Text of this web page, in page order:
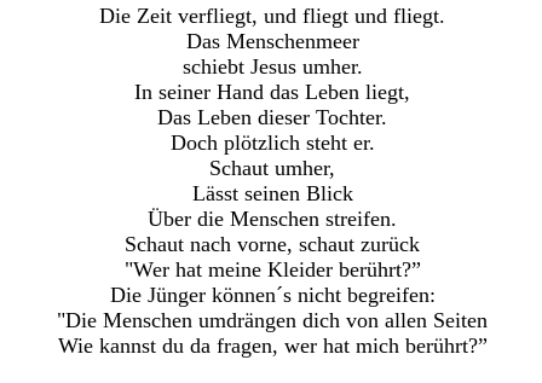
Die Zeit verfliegt, und fliegt und fliegt.
Das Menschenmeer
schiebt Jesus umher.
In seiner Hand das Leben liegt,
Das Leben dieser Tochter.
Doch plötzlich steht er.
Schaut umher,
Lässt seinen Blick
Über die Menschen streifen.
Schaut nach vorne, schaut zurück
"Wer hat meine Kleider berührt?”
Die Jünger können´s nicht begreifen:
"Die Menschen umdrängen dich von allen Seiten
Wie kannst du da fragen, wer hat mich berührt?”